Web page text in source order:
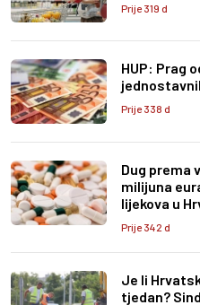
Prije 319 d
HUP: Prag
Prije 338 d
Dug prema
milijuna
lijekova u
Prije 342 d
Je li
tjedan?